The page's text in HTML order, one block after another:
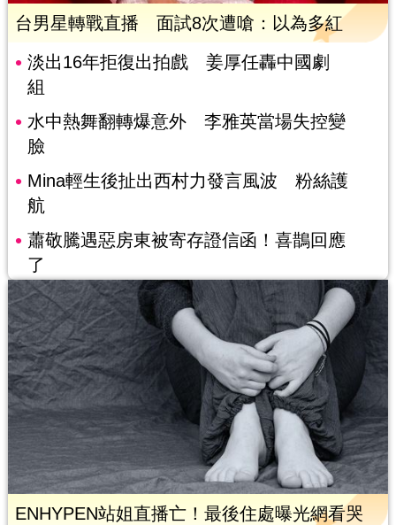
台男星轉戰直播 面試8次遭嗆：以為多紅
淡出16年拒復出拍戲 姜厚任轟中國劇
組
水中熱舞翻轉爆意外 李雅英當場失控變
臉
Mina輕生後扯出西村力發言風波 粉絲護
航
蕭敬騰遇惡房東被寄存證信函！喜鵲回應
了
ENHYPEN站姐直播亡！最後住處曝光網看哭